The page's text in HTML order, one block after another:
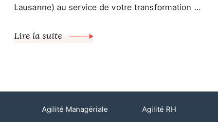
Lausanne) au service de votre transformation …
Lire la suite
Agilité Managériale Agilité RH